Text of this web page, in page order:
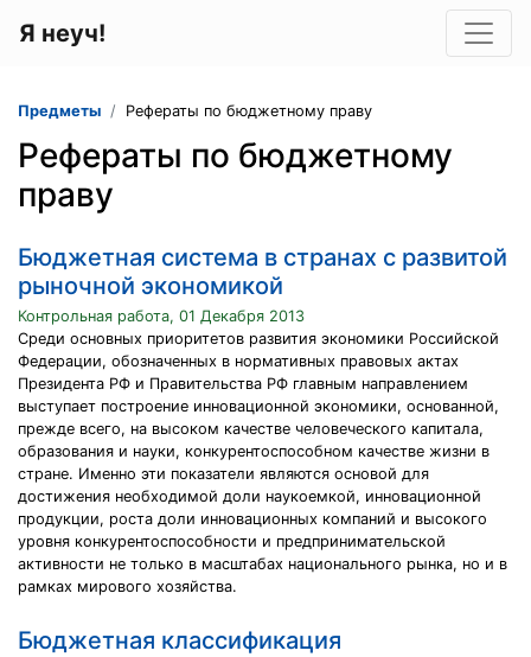
Я неуч!
Предметы Рефераты по бюджетному праву
Рефераты по бюджетному
праву
Бюджетная система в странах с развитой
рыночной экономикой
Контрольная работа, 01 Декабря 2013
Среди основных приоритетов развития экономики Российской
Федерации, обозначенных в нормативных правовых актах
Президента РФ и Правительства РФ главным направлением
выступает построение инновационной экономики, основанной,
прежде всего, на высоком качестве человеческого капитала,
образования и науки, конкурентоспособном качестве жизни в
стране. Именно эти показатели являются основой для
достижения необходимой доли наукоемкой, инновационной
продукции, роста доли инновационных компаний и высокого
уровня конкурентоспособности и предпринимательской
активности не только в масштабах национального рынка, но и в
рамках мирового хозяйства.
Бюджетная классификация